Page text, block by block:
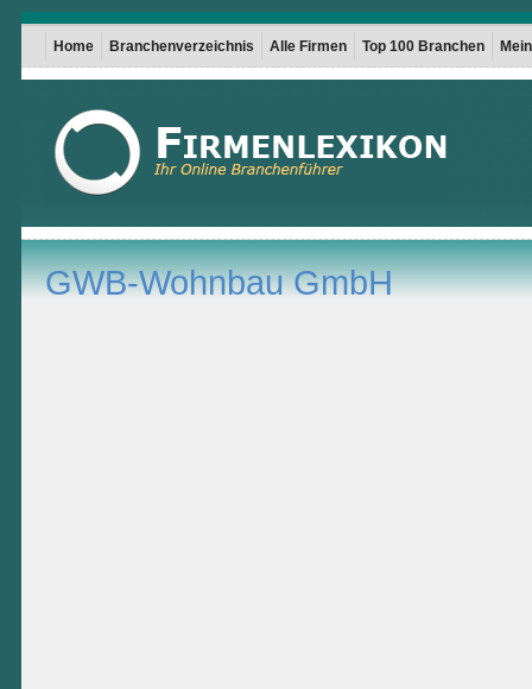
Home Branchenverzeichnis Alle Firmen Top 100 Branchen
GWB-Wohnbau GmbH